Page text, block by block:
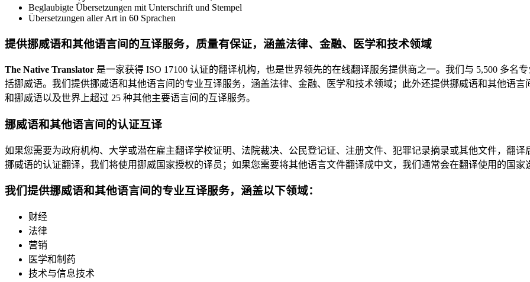
Beglaubigte Übersetzungen mit Unterschrift und Stempel
Übersetzungen aller Art in 60 Sprachen
提供挪威语和其他语言间的互译服务，质量有保证，涵盖法律、金融、医学和技术领域
The Native Translator 是一家获得 ISO 17100 认证的翻译机构，也是世界领先的在线翻译服务提供商之一。我们与 5,500 多名
括挪威语。我们提供挪威语和其他语言间的专业互译服务，涵盖法律、金融、医学和技术领域；此外还提供挪威语和其他语
和挪威语以及世界上超过 25 种其他主要语言间的互译服务。
挪威语和其他语言间的认证互译
如果您需要为政府机构、大学或潜在雇主翻译学校证明、法院裁决、公民登记证、注册文件、犯罪记录摘录或其他文件，翻
挪威语的认证翻译，我们将使用挪威国家授权的译员；如果您需要将其他语言文件翻译成中文，我们通常会在翻译使用的国家
我们提供挪威语和其他语言间的专业互译服务，涵盖以下领域：
财经
法律
营销
医学和制药
技术与信息技术